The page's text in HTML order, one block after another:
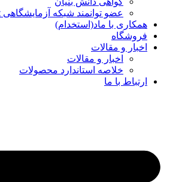
عضو توانمند شبکه آزمایشگاهی Labsnet
همکاری با ماد(استخدام)
فروشگاه
اخبار و مقالات
اخبار و مقالات
خلاصه استاندارد محصولات
ارتباط با ما